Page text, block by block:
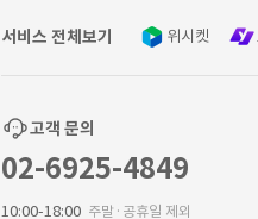
서비스 전체보기 위시켓
고객 문의
02-6925-4849
10:00-18:00 주말·공휴일 제외